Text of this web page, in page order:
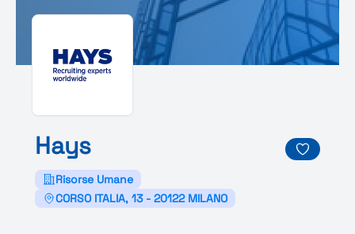
Hays
Risorse Umane
CORSO ITALIA, 13 - 20122 MILANO